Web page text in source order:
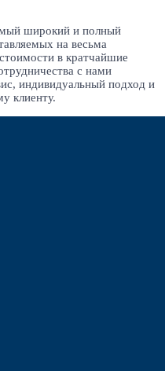
широкий и полный
на весьма
в кратчайшие
с нами
индивидуальный подход и
клиенту.